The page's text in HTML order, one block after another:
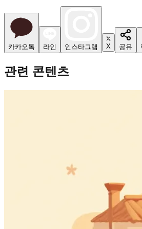
카카오톡 라인 인스타그램 X 공유
관련 콘텐츠